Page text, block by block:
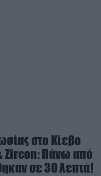
στο Κίεβο
Zircon: Πάνω από
σε 30 λεπτά!